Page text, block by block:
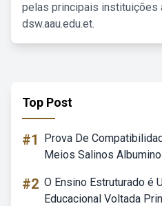
pelas principais instituições
dsw.aau.edu.et.
Top Post
#1
Prova De
Meios Salinos
#2 O Ensino Estruturado é
Educacional Voltada